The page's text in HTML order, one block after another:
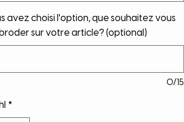
avez choisi l'option, que souhaitez vous
sur votre article? (optional)
0/15
*